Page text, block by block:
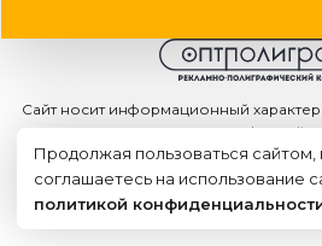
Сайт носит информационный
офертой
2015 - 2026г. © ООО
Создание сайта
Продолжая пользоваться сайтом,
соглашаетесь на использование
политикой